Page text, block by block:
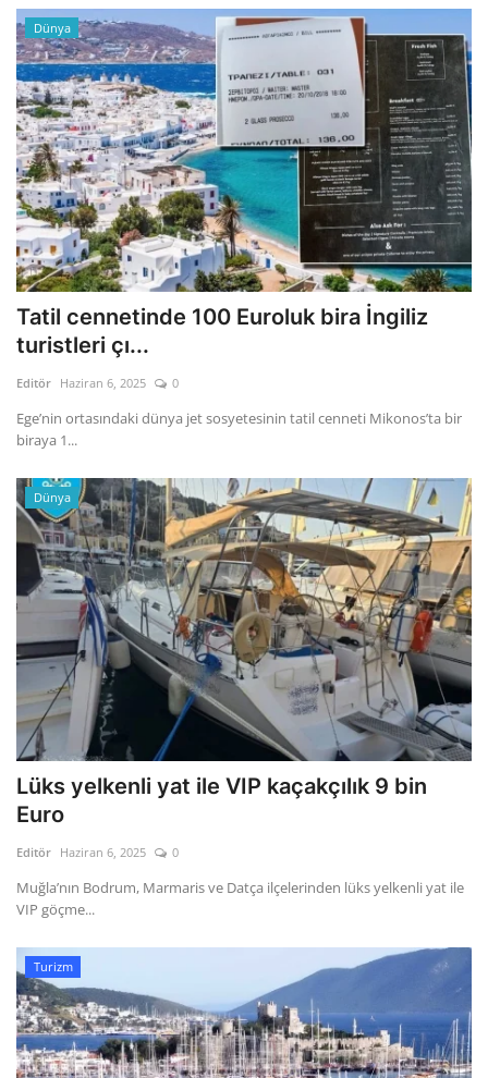
Dünya
Tatil cennetinde 100 Euroluk bira İngiliz
turistleri çı...
Editör Haziran 6, 2025 0
Ege’nin ortasındaki dünya jet sosyetesinin tatil cenneti Mikonos’ta bir
biraya 1...
Dünya
Lüks yelkenli yat ile VIP kaçakçılık 9 bin
Euro
Editör Haziran 6, 2025 0
Muğla’nın Bodrum, Marmaris ve Datça ilçelerinden lüks yelkenli yat ile
VIP göçme...
Turizm